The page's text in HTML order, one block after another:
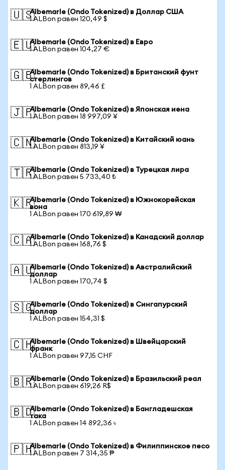
🇺🇸Albemarle (Ondo Tokenized) в Доллар США
1 ALBon равен 120,49 $
🇪🇺Albemarle (Ondo Tokenized) в Евро
1 ALBon равен 104,27 €
🇬🇧Albemarle (Ondo Tokenized) в Британский фунт
стерлингов
1 ALBon равен 89,46 £
🇯🇵Albemarle (Ondo Tokenized) в Японская иена
1 ALBon равен 18 997,09 ¥
🇨🇳Albemarle (Ondo Tokenized) в Китайский юань
1 ALBon равен 813,19 ¥
🇹🇷Albemarle (Ondo Tokenized) в Турецкая лира
1 ALBon равен 5 733,40 ₺
🇰🇷Albemarle (Ondo Tokenized) в Южнокорейская
вона
1 ALBon равен 170 619,89 ₩
🇨🇦Albemarle (Ondo Tokenized) в Канадский доллар
1 ALBon равен 168,76 $
🇦🇺Albemarle (Ondo Tokenized) в Австралийский
доллар
1 ALBon равен 170,74 $
🇸🇬Albemarle (Ondo Tokenized) в Сингапурский
доллар
1 ALBon равен 154,31 $
🇨🇭Albemarle (Ondo Tokenized) в Швейцарский
франк
1 ALBon равен 97,15 CHF
🇧🇷Albemarle (Ondo Tokenized) в Бразильский реал
1 ALBon равен 619,26 R$
🇧🇩Albemarle (Ondo Tokenized) в Бангладешская
така
1 ALBon равен 14 892,36 ৳
🇵🇭Albemarle (Ondo Tokenized) в Филиппинское песо
1 ALBon равен 7 314,35 ₱